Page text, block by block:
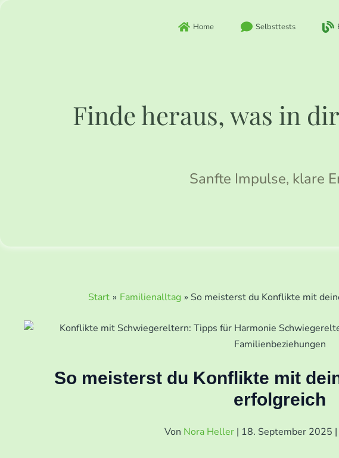
Home Selbsttests
Finde heraus, was in
Sanfte Impulse, klare
Start Familienalltag So meisterst du Konflikte mit
So meisterst du Konflikte mit
erfolgreich
Von Nora Heller | 18. September 2025 |